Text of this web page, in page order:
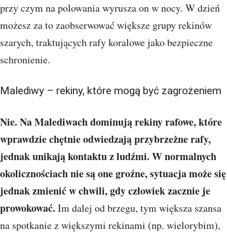
przy czym na polowania wyrusza on w nocy. W dzień
możesz za to zaobserwować większe grupy rekinów
szarych, traktujących rafy koralowe jako bezpieczne
schronienie.
Malediwy – rekiny, które mogą być zagrożeniem
Nie. Na Malediwach dominują rekiny rafowe, które
wprawdzie chętnie odwiedzają przybrzeżne rafy,
jednak unikają kontaktu z ludźmi. W normalnych
okolicznościach nie są one groźne, sytuacja może się
jednak zmienić w chwili, gdy człowiek zacznie je
prowokować. Im dalej od brzegu, tym większa szansa
na spotkanie z większymi rekinami (np. wielorybim),